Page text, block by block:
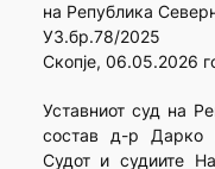
на Република
УЗ.бр.78/2025
Скопје, 06.05.2026
Уставниот суд на
состав д-р Дарко
Судот и судиите